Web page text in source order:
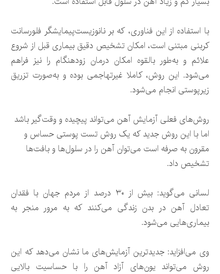
با استفاده از این فناوری، که بر نانوزیست‌پیمایشگر فلورسانت
کربنی مبتنی است، امکان تشخیص دقیق‌ بیماری قبل از شروع
علائم و به‌طور بالقوه امکان درمان زودهنگام را نیز فراهم
می‌شود. این روش، کاملا غیرتهاجمی بوده و به‌صورت تزریق
زیرپوستی انجام می‌شود.
روش‌های فعلی آزمایش آهن می‌تواند پیچیده و وقت‌گیر باشد
اما با این روش جدید که یک روش تست پوستی حساس و
مقرون به صرفه است می‌توان آهن را در سلول‌ها و بافت‌ها
تشخیص داد.
لسانی می‌گوید: بیش از ۳۰ درصد از مردم جهان با فقدان
تعادل آهن در بدن زندگی می‌کنند که به مرور منجر به
بیماری‌هایی می‌شود.
وی می‌افزاید: جدیدترین آزمایش‌های ما نشان می‌دهد که این
روش می‌تواند یون‌های آزاد آهن را با حساسیت بالایی